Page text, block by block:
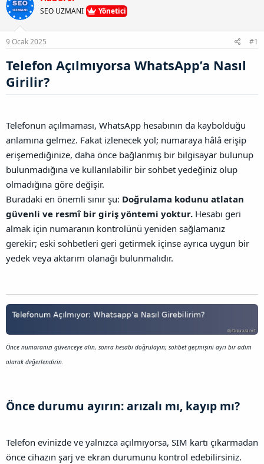
l
a
t
a
a
i
ru
n
ğ
a
t
ı
n
ı
K
o
p
y
l
a
SEO UZMANI Yönetici
9 Ocak 2025 #1
Telefon Açılmıyorsa WhatsApp’a Nasıl
Girilir?​
Telefonun açılmaması, WhatsApp hesabının da kaybolduğu
anlamına gelmez. Fakat izlenecek yol; numaraya hâlâ erişip
erişemediğinize, daha önce bağlanmış bir bilgisayar bulunup
bulunmadığına ve kullanılabilir bir sohbet yedeğiniz olup
olmadığına göre değişir.
Buradaki en önemli sınır şu: Doğrulama kodunu atlatan
güvenli ve resmî bir giriş yöntemi yoktur. Hesabı geri
almak için numaranın kontrolünü yeniden sağlamanız
gerekir; eski sohbetleri geri getirmek içinse ayrıca uygun bir
yedek veya aktarım olanağı bulunmalıdır.
Önce numaranızı güvenceye alın, sonra hesabı doğrulayın; sohbet geçmişini ayrı bir adım
olarak değerlendirin.
Önce durumu ayırın: arızalı mı, kayıp mı?​
Telefon evinizde ve yalnızca açılmıyorsa, SIM kartı çıkarmadan
önce cihazın şarj ve ekran durumunu kontrol edebilirsiniz.